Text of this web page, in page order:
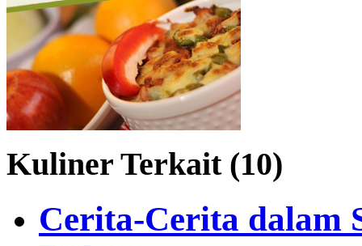
Kuliner Terkait (10)
Cerita-Cerita dalam